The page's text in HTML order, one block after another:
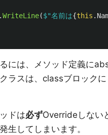
.WriteLine($"名前は{this .
には、メソッド定義に
ラスは、classブロック
ドは必ずOverrideしない
生してしまいます。